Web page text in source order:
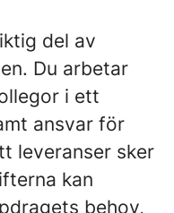
del av
Du arbetar
i ett
ansvar för
leveranser sker
kan
behov,